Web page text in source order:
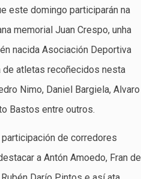
este domingo participarán na
memorial Juan Crespo, unha
nacida Asociación Deportiva
de atletas recoñecidos nesta
Nimo, Daniel Bargiela, Alvaro
Bastos entre outros.
de corredores
a Antón Amoedo, Fran de